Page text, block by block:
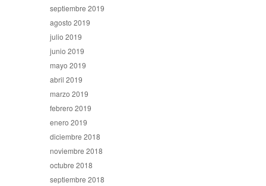
septiembre 2019
agosto 2019
julio 2019
junio 2019
mayo 2019
abril 2019
marzo 2019
febrero 2019
enero 2019
diciembre 2018
noviembre 2018
octubre 2018
septiembre 2018